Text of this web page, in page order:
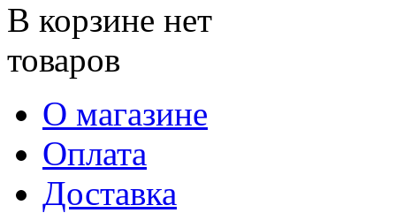
В корзине нет
товаров
О магазине
Оплата
Доставка